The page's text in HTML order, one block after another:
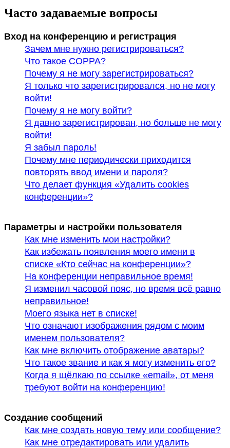
Часто задаваемые вопросы
Вход на конференцию и регистрация
Зачем мне нужно регистрироваться?
Что такое COPPA?
Почему я не могу зарегистрироваться?
Я только что зарегистрировался, но не могу
войти!
Почему я не могу войти?
Я давно зарегистрирован, но больше не могу
войти!
Я забыл пароль!
Почему мне периодически приходится
повторять ввод имени и пароля?
Что делает функция «Удалить cookies
конференции»?
Параметры и настройки пользователя
Как мне изменить мои настройки?
Как избежать появления моего имени в
списке «Кто сейчас на конференции»?
На конференции неправильное время!
Я изменил часовой пояс, но время всё равно
неправильное!
Моего языка нет в списке!
Что означают изображения рядом с моим
именем пользователя?
Как мне включить отображение аватары?
Что такое звание и как я могу изменить его?
Когда я щёлкаю по ссылке «email», от меня
требуют войти на конференцию!
Создание сообщений
Как мне создать новую тему или сообщение?
Как мне отредактировать или удалить